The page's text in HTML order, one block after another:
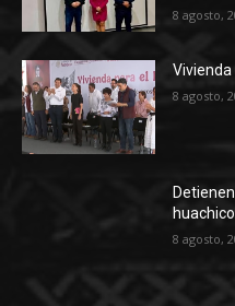
8 agosto,
Vivienda
8 agosto,
8 agosto,